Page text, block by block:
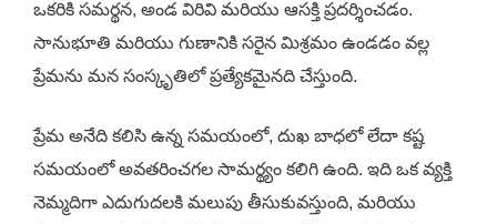
ఒకరికి సమర్థన, అండ విరివి మరియు ఆసక్తి ప్రదర్శించడం.
సానుభూతి మరియు గుణానికి సరైన మిశ్రమం ఉండడం వల్ల
ప్రేమను మన సంస్కృతిలో ప్రత్యేకమైనది చేస్తుంది.
ప్రేమ అనేది కలిసి ఉన్న సమయంలో, దుఖ బాధలో లేదా కష్ట
సమయంలో అవతరించగల సామర్థ్యం కలిగి ఉంది. ఇది ఒక వ్యక్తి
నెమ్మదిగా ఎదుగుదలకి మలుపు తీసుకువస్తుంది, మరియు